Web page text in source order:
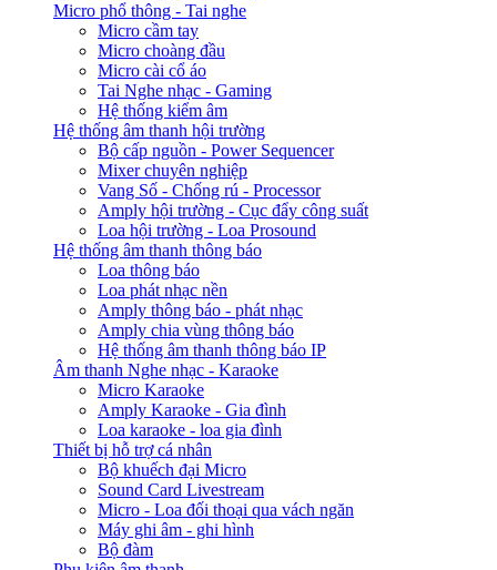
Micro phổ thông - Tai nghe
Micro cầm tay
Micro choàng đầu
Micro cài cổ áo
Tai Nghe nhạc - Gaming
Hệ thống kiểm âm
Hệ thống âm thanh hội trường
Bộ cấp nguồn - Power Sequencer
Mixer chuyên nghiệp
Vang Số - Chống rú - Processor
Amply hội trường - Cục đẩy công suất
Loa hội trường - Loa Prosound
Hệ thống âm thanh thông báo
Loa thông báo
Loa phát nhạc nền
Amply thông báo - phát nhạc
Amply chia vùng thông báo
Hệ thống âm thanh thông báo IP
Âm thanh Nghe nhạc - Karaoke
Micro Karaoke
Amply Karaoke - Gia đình
Loa karaoke - loa gia đình
Thiết bị hỗ trợ cá nhân
Bộ khuếch đại Micro
Sound Card Livestream
Micro - Loa đối thoại qua vách ngăn
Máy ghi âm - ghi hình
Bộ đàm